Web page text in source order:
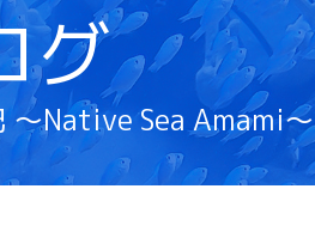
グ
～Native Sea Amami～